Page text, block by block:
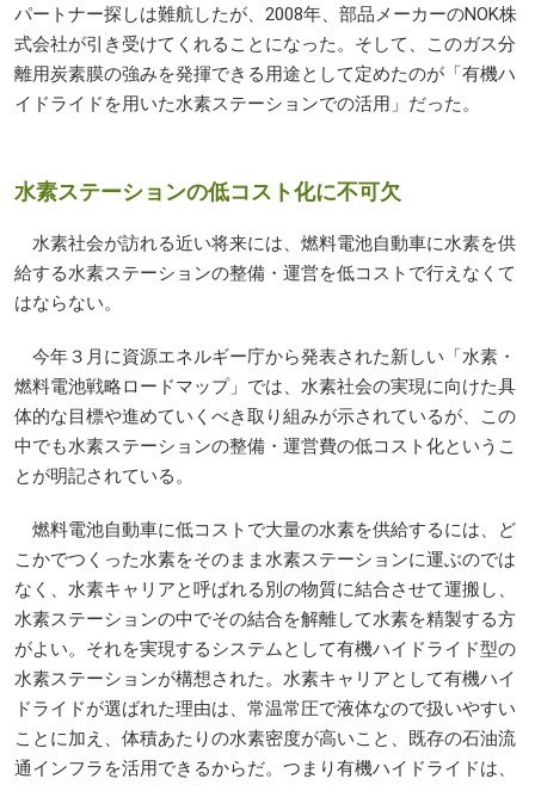
パートナー探しは難航したが、2008年、部品メーカーのNOK株
式会社が引き受けてくれることになった。そして、このガス分
離用炭素膜の強みを発揮できる用途として定めたのが「有機ハ
イドライドを用いた水素ステーションでの活用」だった。
水素ステーションの低コスト化に不可欠
水素社会が訪れる近い将来には、燃料電池自動車に水素を供
給する水素ステーションの整備・運営を低コストで行えなくて
はならない。
今年３月に資源エネルギー庁から発表された新しい「水素・
燃料電池戦略ロードマップ」では、水素社会の実現に向けた具
体的な目標や進めていくべき取り組みが示されているが、この
中でも水素ステーションの整備・運営費の低コスト化というこ
とが明記されている。
燃料電池自動車に低コストで大量の水素を供給するには、ど
こかでつくった水素をそのまま水素ステーションに運ぶのでは
なく、水素キャリアと呼ばれる別の物質に結合させて運搬し、
水素ステーションの中でその結合を解離して水素を精製する方
がよい。それを実現するシステムとして有機ハイドライド型の
水素ステーションが構想された。水素キャリアとして有機ハイ
ドライドが選ばれた理由は、常温常圧で液体なので扱いやすい
ことに加え、体積あたりの水素密度が高いこと、既存の石油流
通インフラを活用できるからだ。つまり有機ハイドライドは、